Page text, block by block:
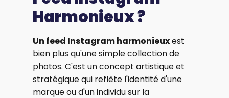
Harmonieux ?
Un feed Instagram harmonieuxest
bien plus qu'une simple collection de
photos. C'est un concept artistique et
stratégique qui reflète l'identité d'une
marque ou d'un individu sur la